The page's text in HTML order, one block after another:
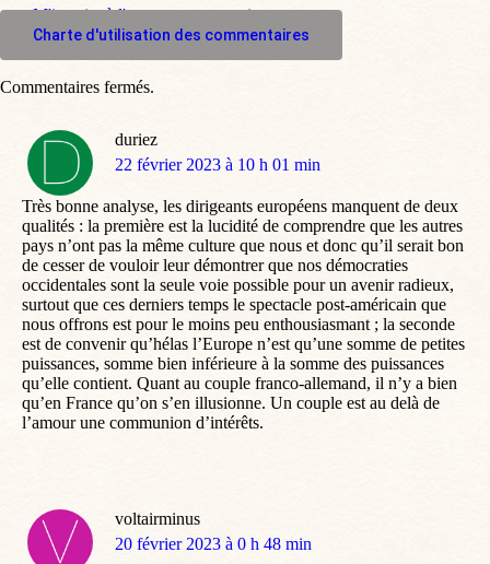
M'inscrire à l'espace commentaire
Charte d'utilisation des commentaires
duriez
dit
22 février 2023 à 10 h 01 min
Très bonne analyse, les dirigeants européens manquent de deux
qualités : la première est la lucidité de comprendre que les autres
pays n’ont pas la même culture que nous et donc qu’il serait bon
de cesser de vouloir leur démontrer que nos démocraties
occidentales sont la seule voie possible pour un avenir radieux,
surtout que ces derniers temps le spectacle post-américain que
nous offrons est pour le moins peu enthousiasmant ; la seconde
est de convenir qu’hélas l’Europe n’est qu’une somme de petites
puissances, somme bien inférieure à la somme des puissances
qu’elle contient. Quant au couple franco-allemand, il n’y a bien
qu’en France qu’on s’en illusionne. Un couple est au delà de
l’amour une communion d’intérêts.
voltairminus
dit
20 février 2023 à 0 h 48 min
Commentaires fermés.